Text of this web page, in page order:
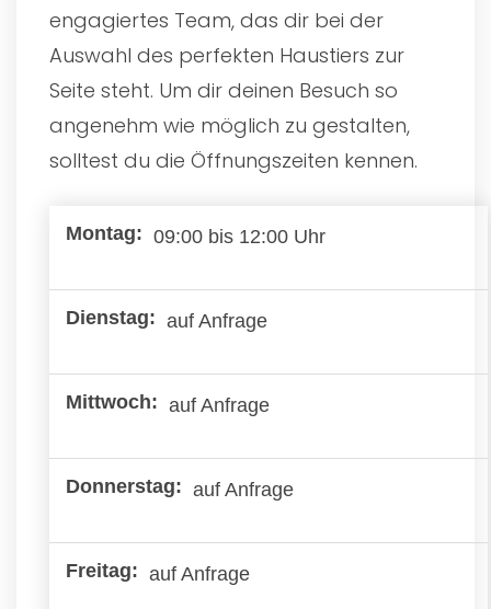
engagiertes Team, das dir bei der
Auswahl des perfekten Haustiers zur
Seite steht. Um dir deinen Besuch so
angenehm wie möglich zu gestalten,
solltest du die Öffnungszeiten kennen.
09:00 bis 12:00 Uhr
auf Anfrage
auf Anfrage
auf Anfrage
auf Anfrage